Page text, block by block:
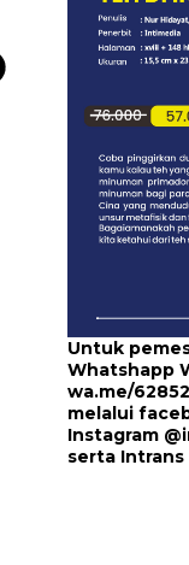
Untuk
Whatshapp
wa.me/
melalui
Instagram
serta